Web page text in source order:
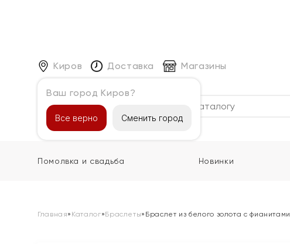
Киров
Ваш город Киров?
Все верно Сменить город
Доставка Магазины
Каталог
Помолвка и свадьба Новинки
Главная» Каталог»Браслеты» Браслет из белого золота с фианитами